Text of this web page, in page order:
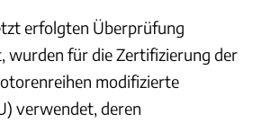
erfolgten Überprüfung
wurden für die Zertifizierung der
modifizierte
verwendet, deren